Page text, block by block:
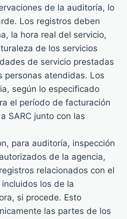
de la auditoría, lo
Los registros deben
la hora real del servicio,
de los servicios
de servicio prestadas
personas atendidas. Los
según lo especificado
el período de facturación
SARC junto con las
para auditoría, inspección
de la agencia,
relacionados con el
los de la
si procede. Esto
las partes de los